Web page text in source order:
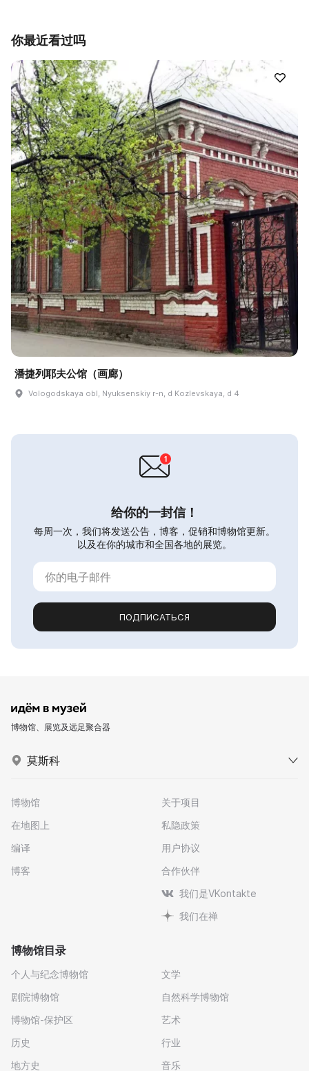
你最近看过吗
潘捷列耶夫公馆（画廊）
Vologodskaya obl, Nyuksenskiy r-n, d Kozlevskaya, d 4
给你的一封信！
每周一次，我们将发送公告，博客，促销和博物馆更新。
以及在你的城市和全国各地的展览。
ПОДПИСАТЬСЯ
博物馆、展览及远足聚合器
莫斯科
博物馆
在地图上
编译
博客
关于项目
私隐政策
用户协议
合作伙伴
我们是VKontakte
我们在禅
博物馆目录
个人与纪念博物馆
剧院博物馆
博物馆-保护区
历史
地方史
文学
自然科学博物馆
艺术
行业
音乐